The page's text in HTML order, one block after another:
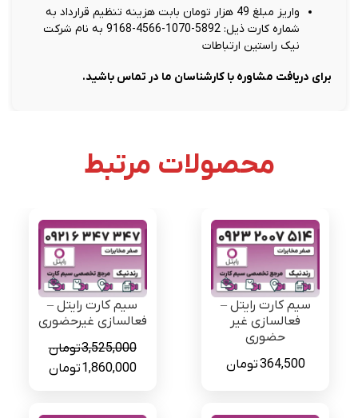
واریز مبلغ 49 هزار تومان بابت هزینه تنظیم قرارداد به
شماره کارت ذیل: 5892-1070-4566-9168 به نام شرکت
نیک راستین ارتباطات
برای دریافت مشاوره با کارشناسان ما در تماس باشید.
محصولات مرتبط
سیم کارت رایتل –
فعالسازی غیر
حضوری
364,500تومان
سیم کارت رایتل –
فعالسازی غیرحضوری
3,525,000تومان
قیمت
1,860,000تومانقیمت